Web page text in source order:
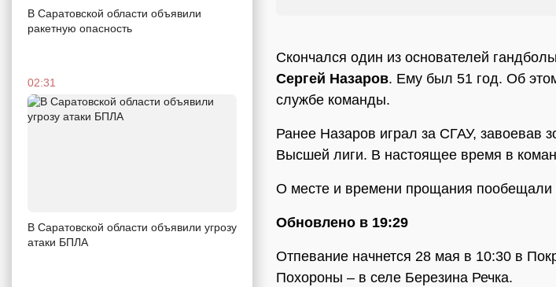
В Саратовской области объявили
ракетную опасность
02:31
В Саратовской области объявили угрозу
атаки БПЛА
Скончался один из основателей
Сергей Назаров. Ему был 51 год. Об
службе команды.
Ранее Назаров играл за СГАУ, завоевав
Высшей лиги. В настоящее время в
О месте и времени прощания пообещали
Обновлено в 19:29
Отпевание начнется 28 мая в 10:30 в
Похороны – в селе Березина Речка.